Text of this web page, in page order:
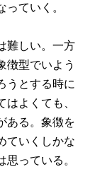
ていく。
難しい。一方
徴型でいよう
うとする時に
よくても、
ある。象徴を
ていくしかな
っている。